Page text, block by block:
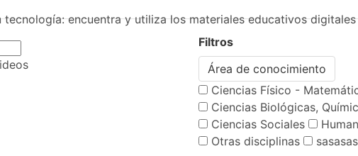
tecnología: encuentra y utiliza los materiales educativos
Filtros
Área de conocimiento
Ciencias Físico -
Ciencias Biológicas,
Ciencias Sociales
Otras disciplinas